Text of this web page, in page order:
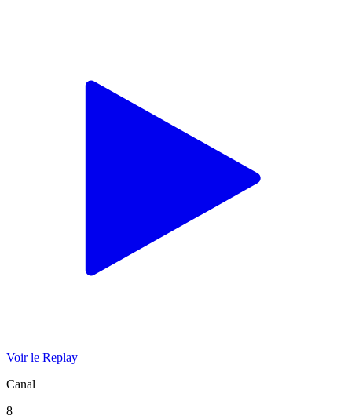
Voir le Replay
Canal
8